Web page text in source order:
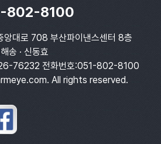
802-8100
앙대로 708 부산파이낸스센터 8층
송 · 신동효
76232 전화번호:051-802-8100
All rights reserved.